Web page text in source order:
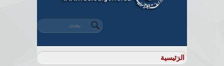
استمارة البحث
‏بحث ‏